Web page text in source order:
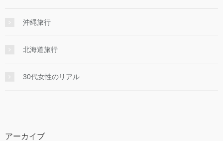
沖縄旅行
北海道旅行
30代女性のリアル
アーカイブ